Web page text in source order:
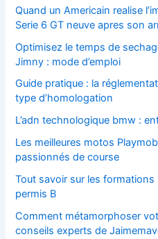
Quand un Americain realise
Serie 6 GT neuve apres son
Optimisez le temps de
Jimny : mode d’emploi
Guide pratique : la
type d’homologation
L’adn technologique bmw :
Les meilleures motos
passionnés de course
Tout savoir sur les
permis B
Comment métamorphoser
conseils experts de